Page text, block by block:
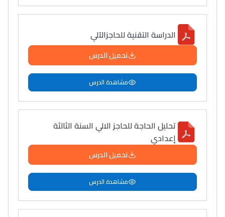
الدراسة التقنية للحاجزالآلي
تحميل الدرس
مشاهدة الدرس
تحليل الحاجة للحاجز الالي السنة الثالثة
إعدادي
تحميل الدرس
مشاهدة الدرس